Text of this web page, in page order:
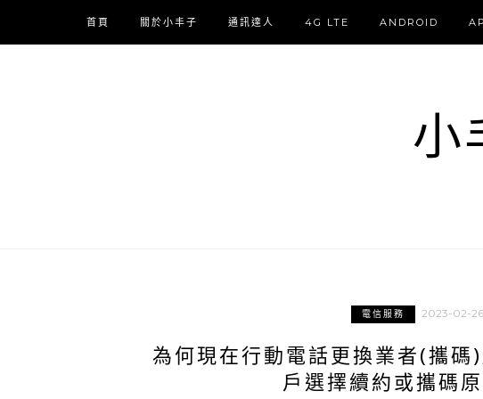
首頁 關於小丰子 通訊達人 4G LTE ANDROID
小
電信服務 2023-02-26
為何現在行動電話更換業者(攜碼
戶選擇續約或攜碼